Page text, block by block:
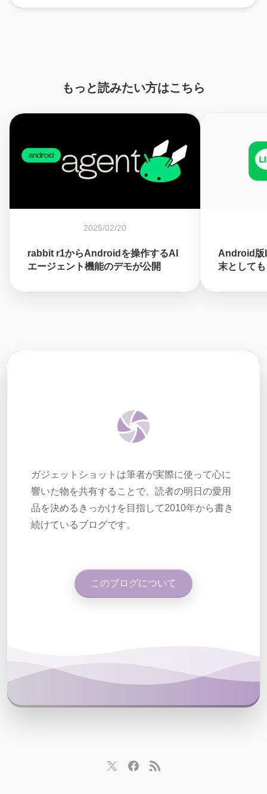
もっと読みたい方はこちら
2025/02/20
rabbit r1からAndroidを操作するAI
エージェント機能のデモが公開
Android版
末として
ガジェットショットは筆者が実際に使って心に
響いた物を共有することで、読者の明日の愛用
品を決めるきっかけを目指して2010年から書き
続けているブログです。
このブログについて